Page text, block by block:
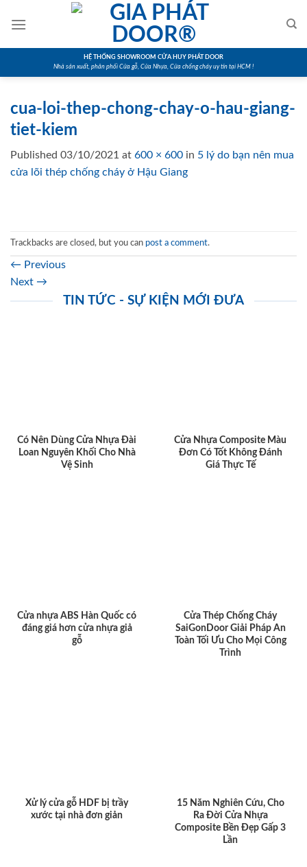
HỆ THỐNG SHOWROOM CỬA HUY PHÁT DOOR
Nhà sản xuất, phân phối Cửa gỗ, Cửa Nhựa, Cửa chống cháy uy tín tại HCM !
cua-loi-thep-chong-chay-o-hau-giang-
tiet-kiem
Published 03/10/2021 at 600 × 600 in 5 lý do bạn nên mua
cửa lõi thép chống cháy ở Hậu Giang
Trackbacks are closed, but you can post a comment.
← Previous
Next →
TIN TỨC - SỰ KIỆN MỚI ĐƯA
Có Nên Dùng Cửa Nhựa Đài
Loan Nguyên Khối Cho Nhà
Vệ Sinh
Cửa Nhựa Composite Màu
Đơn Có Tốt Không Đánh
Giá Thực Tế
Cửa nhựa ABS Hàn Quốc có
đáng giá hơn cửa nhựa giả
gỗ
Cửa Thép Chống Cháy
SaiGonDoor Giải Pháp An
Toàn Tối Ưu Cho Mọi Công
Trình
Xử lý cửa gỗ HDF bị trầy
xước tại nhà đơn giản
15 Năm Nghiên Cứu, Cho
Ra Đời Cửa Nhựa
Composite Bền Đẹp Gấp 3
Lần